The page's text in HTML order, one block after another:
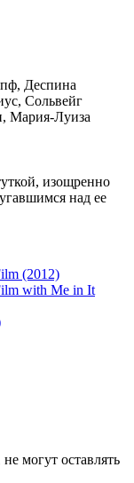
Деспина
Сольвейг
Мария-Луиза
изощренно
над ее
(2012)
with Me in It
не могут оставлять